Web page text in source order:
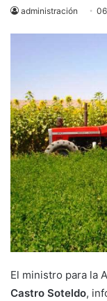
administración
El ministro para la
Castro Soteldo,